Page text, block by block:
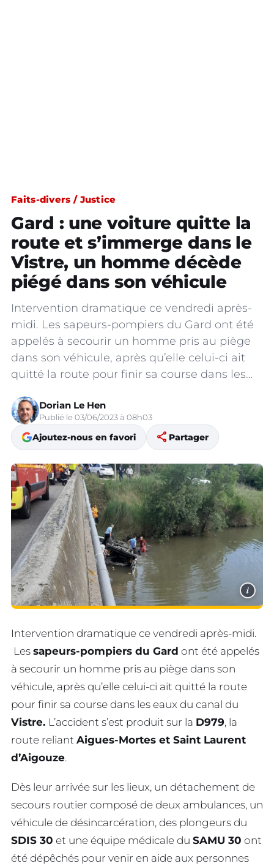
Faits-divers / Justice
Gard : une voiture quitte la
route et s’immerge dans le
Vistre, un homme décède
piégé dans son véhicule
Intervention dramatique ce vendredi après-
midi. Les sapeurs-pompiers du Gard ont été
appelés à secourir un homme pris au piège
dans son véhicule, après qu’elle celui-ci ait
quitté la route pour finir sa course dans les…
Dorian Le Hen
Publié le 03/06/2023 à 08h03
Ajoutez-nous en favori share Partager
i
Intervention dramatique ce vendredi après-midi.
Les sapeurs-pompiers du Gard ont été appelés
à secourir un homme pris au piège dans son
véhicule, après qu’elle celui-ci ait quitté la route
pour finir sa course dans les eaux du canal du
Vistre. L’accident s’est produit sur la D979, la
route reliant Aigues-Mortes et Saint Laurent
d’Aigouze.
Dès leur arrivée sur les lieux, un détachement de
secours routier composé de deux ambulances, un
véhicule de désincarcération, des plongeurs du
SDIS 30 et une équipe médicale du SAMU 30 ont
été dépêchés pour venir en aide aux personnes